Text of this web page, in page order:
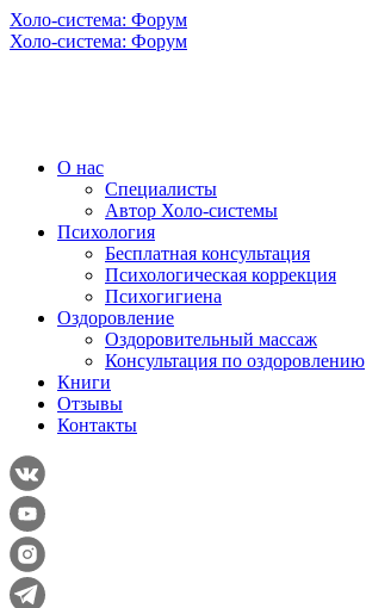
Холо-система: Форум
Холо-система: Форум
О нас
Специалисты
Автор Холо-системы
Психология
Бесплатная консультация
Психологическая коррекция
Психогигиена
Оздоровление
Оздоровительный массаж
Консультация по оздоровлению
Книги
Отзывы
Контакты